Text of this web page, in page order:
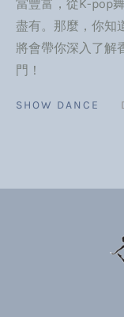
當豐富，從K-pop
盡有。那麼，你知
將會帶你深入了解
門！
SHOW DANCE